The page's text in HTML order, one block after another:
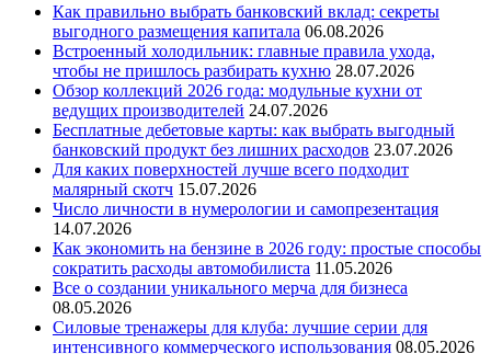
Как правильно выбрать банковский вклад: секреты
выгодного размещения капитала 06.08.2026
Встроенный холодильник: главные правила ухода,
чтобы не пришлось разбирать кухню 28.07.2026
Обзор коллекций 2026 года: модульные кухни от
ведущих производителей 24.07.2026
Бесплатные дебетовые карты: как выбрать выгодный
банковский продукт без лишних расходов 23.07.2026
Для каких поверхностей лучше всего подходит
малярный скотч 15.07.2026
Число личности в нумерологии и самопрезентация
14.07.2026
Как экономить на бензине в 2026 году: простые способы
сократить расходы автомобилиста 11.05.2026
Все о создании уникального мерча для бизнеса
08.05.2026
Силовые тренажеры для клуба: лучшие серии для
интенсивного коммерческого использования 08.05.2026